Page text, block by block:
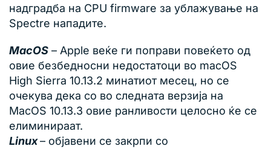
надградба на CPU firmware за ублажување на
Spectre нападите.
MacOS – Apple веќе ги поправи повеќето од
овие безбедносни недостатоци во macOS
High Sierra 10.13.2 минатиот месец, но се
очекува дека со во следната верзија на
MacOS 10.13.3 овие ранливости целосно ќе се
елиминираат.
Linux– објавени се закрпи со